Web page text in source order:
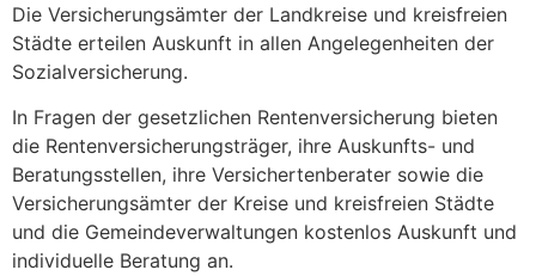
Die Versicherungsämter der Landkreise und kreisfreien
Städte erteilen Auskunft in allen Angelegenheiten der
Sozialversicherung.
In Fragen der gesetzlichen Rentenversicherung bieten
die Rentenversicherungsträger, ihre Auskunfts- und
Beratungsstellen, ihre Versichertenberater sowie die
Versicherungsämter der Kreise und kreisfreien Städte
und die Gemeindeverwaltungen kostenlos Auskunft und
individuelle Beratung an.